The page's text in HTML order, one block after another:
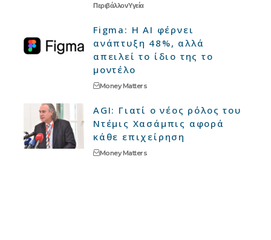
ΠεριβάλλονΥγεία
Figma: Η AI φέρνει
ανάπτυξη 48%, αλλά
απειλεί το ίδιο της το
μοντέλο
Money Matters
AGI: Γιατί ο νέος ρόλος του
Ντέμις Χασάμπις αφορά
κάθε επιχείρηση
Money Matters